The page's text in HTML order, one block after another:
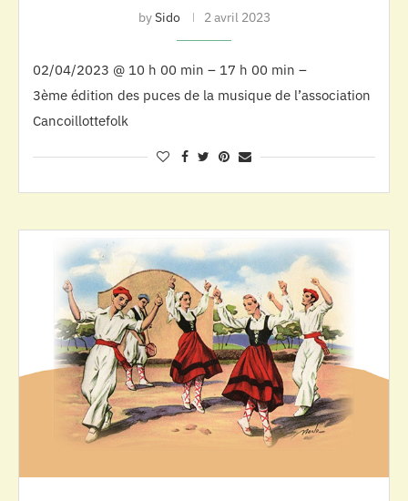
bySido 2 avril 2023
02/04/2023 @ 10 h 00 min – 17 h 00 min –
3ème édition des puces de la musique de l’association
Cancoillottefolk